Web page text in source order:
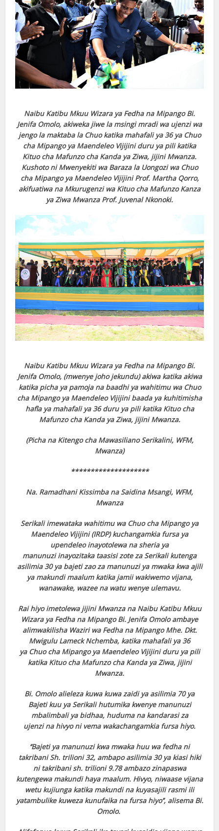
Naibu Katibu Mkuu Wizara ya Fedha na Mipango Bi.
Jenifa Omolo, akiweka jiwe la msingi mradi wa ujenzi wa
jengo la maktaba la Chuo katika mahafali ya 36 ya Chuo
cha Mipango ya Maendeleo Vijijini duru ya pili katika
Kituo cha Mafunzo cha Kanda ya Ziwa, jijini Mwanza.
Kushoto ni Mwenyekiti wa Baraza la Uongozi wa Chuo
cha Mipango ya Maendeleo Vijijini Prof. Martha Qorro,
akifuatiwa na Mkurugenzi wa Kituo cha Mafunzo Kanza
ya Ziwa Mwanza Prof. Juvenal Nkonoki.
Naibu Katibu Mkuu Wizara ya Fedha na Mipango Bi.
Jenifa Omolo, (mwenye joho jekundu) akiwa katika akiwa
katika picha ya pamoja na baadhi ya wahitimu wa Chuo
cha Mipango ya Maendeleo Vijijini baada ya kuhitimisha
hafla ya mahafali ya 36 duru ya pili katika Kituo cha
Mafunzo cha Kanda ya Ziwa, jijini Mwanza.
(Picha na Kitengo cha Mawasiliano Serikalini, WFM,
Mwanza)
********************
Na. Ramadhani Kissimba na Saidina Msangi, WFM,
Mwanza
Serikali imewataka wahitimu wa Chuo cha Mipango ya
Maendeleo Vijijini (IRDP) kuchangamkia fursa ya
upendeleo inayotolewa na sheria ya
manunuzi inayozitaka taasisi zote za Serikali kutenga
asilimia 30 ya bajeti zao za manunuzi ya mwaka kwa ajili
ya makundi maalum katika jamii wakiwemo vijana,
wanawake, wazee na watu wenye ulemavu.
Rai hiyo imetolewa jijini Mwanza na Naibu Katibu Mkuu
Wizara ya Fedha na Mipango Bi. Jenifa Omolo ambaye
alimwakilisha Waziri wa Fedha na Mipango Mhe. Dkt.
Mwigulu Lameck Nchemba, katika mahafali ya 36
ya Chuo cha Mipango ya Maendeleo Vijijini duru ya pili
katika Kituo cha Mafunzo cha Kanda ya Ziwa, jijini
Mwanza.
Bi. Omolo alieleza kuwa kuwa zaidi ya asilimia 70 ya
Bajeti kuu ya Serikali hutumika kwenye manunuzi
mbalimbali ya bidhaa, huduma na kandarasi za
ujenzi na hivyo ni vema wakachangamkia fursa hiyo.
‘‘Bajeti ya manunuzi kwa mwaka huu wa fedha ni
takribani Sh. trilioni 32, ambapo asilimia 30 ya kiasi hiki
ni takribani sh. trilioni 9.78 ambazo zinapaswa
kutengewa makundi haya maalum. Hivyo, niwaase vijana
wetu kujiunga katika makundi na kuyasajili rasmi ili
yatambulike kuweza kunufaika na fursa hiyo’’, alisema Bi.
Omolo.